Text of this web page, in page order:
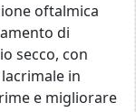
oftalmica
di
secco, con
in
e migliorare